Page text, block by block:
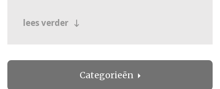
lees verder
Categorieën